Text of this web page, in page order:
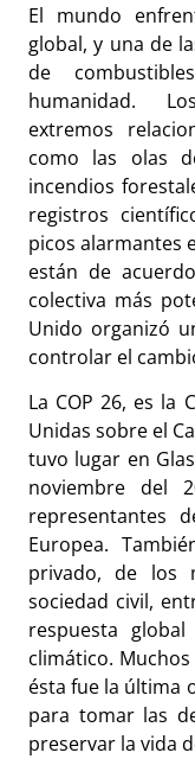
El mundo
global, y una de
de
humanidad.
extremos
como las olas
incendios
registros
picos alarmantes
están de
colectiva más
Unido organizó
controlar el
La COP 26, es la
Unidas sobre el
tuvo lugar en
noviembre del
representantes
Europea.
privado, de los
sociedad civil,
respuesta
climático.
ésta fue la última
para tomar las
preservar la vida